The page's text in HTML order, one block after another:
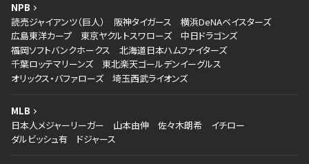
NPB
読売ジャイアンツ（巨人）
阪神タイガース
横浜DeNAベイスターズ
広島東洋カープ
東京ヤクルトスワローズ
中日ドラゴンズ
福岡ソフトバンクホークス
北海道日本ハムファイターズ
千葉ロッテマリーンズ
東北楽天ゴールデンイーグルス
オリックス・バファローズ
埼玉西武ライオンズ
MLB
日本人メジャーリーガー
山本由伸 佐々木朗希
イチロー
ダルビッシュ有
ドジャース